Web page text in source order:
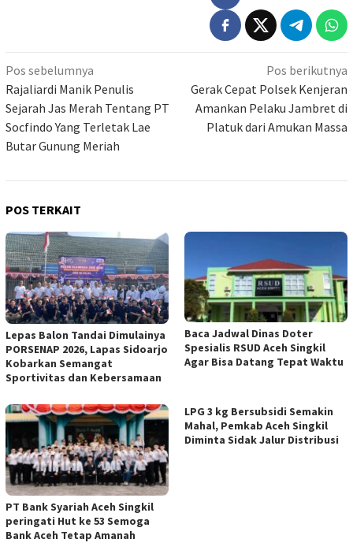
Navigasi
pos
Pos sebelumnya
Rajaliardi Manik Penulis
Sejarah Jas Merah Tentang PT
Socfindo Yang Terletak Lae
Butar Gunung Meriah
Pos berikutnya
Gerak Cepat Polsek Kenjeran
Amankan Pelaku Jambret di
Platuk dari Amukan Massa
POS TERKAIT
Lepas Balon Tandai Dimulainya
PORSENAP 2026, Lapas Sidoarjo
Kobarkan Semangat
Sportivitas dan Kebersamaan
Baca Jadwal Dinas Doter
Spesialis RSUD Aceh Singkil
Agar Bisa Datang Tepat Waktu
PT Bank Syariah Aceh Singkil
peringati Hut ke 53 Semoga
Bank Aceh Tetap Amanah
LPG 3 kg Bersubsidi Semakin
Mahal, Pemkab Aceh Singkil
Diminta Sidak Jalur Distribusi